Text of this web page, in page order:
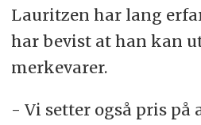
Lauritzen har lang
har bevist at han kan
merkevarer.
- Vi setter også pris på